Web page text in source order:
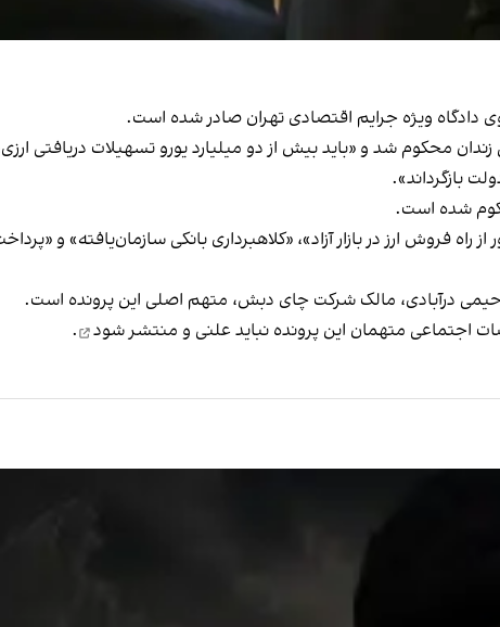
بازگرداند».
فروش ارز در بازار آزاد»، «کلاهبرداری بانکی سازمان‌یافته» و
اجتماعی متهمان این پرونده نباید علنی و منتشر شود .